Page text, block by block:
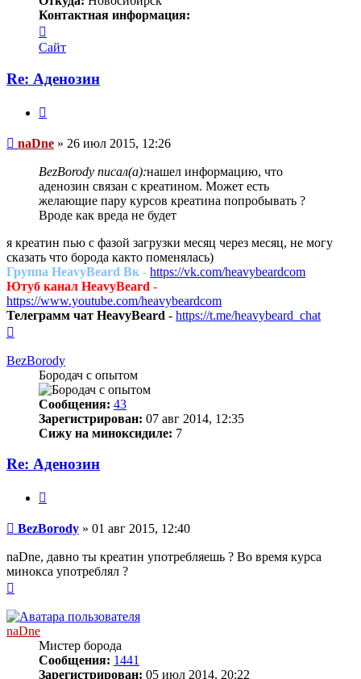
Контактная информация:
информация
пользователя
Сайт
Re: Аденозин
Сообщение
naDne » 26 июл 2015, 12:26
BezBorody писал(а):нашел информацию, что
аденозин связан с креатином. Может есть
желающие пару курсов креатина попробывать ?
Вроде как вреда не будет
я креатин пью с фазой загрузки месяц через месяц, не могу
сказать что борода както поменялась)
Группа HeavyBeard Вк - https://vk.com/heavybeardcom
Ютуб канал HeavyBeard -
https://www.youtube.com/heavybeardcom
Телеграмм чат HeavyBeard - https://t.me/heavybeard_chat
началу
BezBorody
Бородач с опытом
Сообщения: 43
Зарегистрирован: 07 авг 2014, 12:35
Сижу на миноксидиле: 7
Re: Аденозин
Сообщение
BezBorody » 01 авг 2015, 12:40
naDne, давно ты креатин употребляешь ? Во время курса
минокса употреблял ?
началу
naDne
Мистер борода
Сообщения: 1441
Зарегистрирован: 05 июл 2014, 20:22